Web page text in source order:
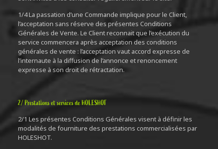
1/4 La passation d’une Commande implique pour le Client,
l’acceptation sans réserve des présentes Conditions
Générales de Vente. Le Client reconnait que l’exécution du
service commencera après acceptation des conditions
générales de vente : l’acceptation vaut accord expresse de
l’internaute à la diffusion de l’annonce et renoncement
expresse à son droit de rétractation.
2/ Prestations et services de HOLESHOT
2/1 Les présentes Conditions Générales visent à définir les
modalités de fourniture des prestations commercialisées par
HOLESHOT.